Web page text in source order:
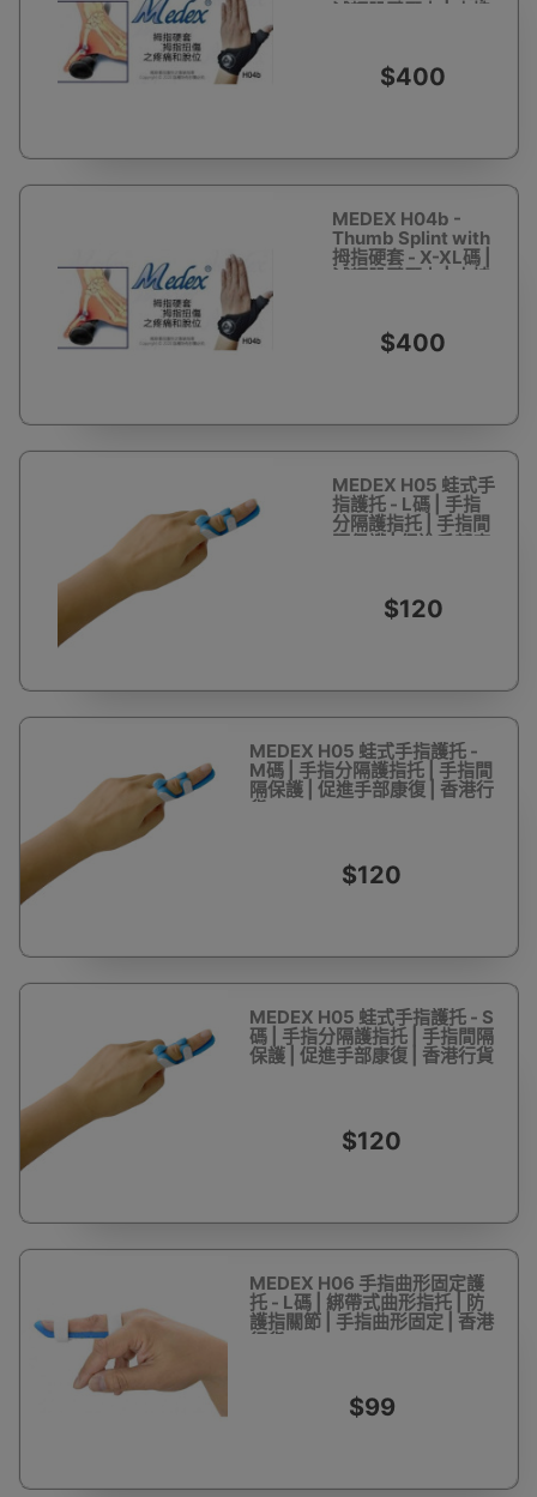
減輕肌腱壓力 | 支持
$400
MEDEX H04b -
Thumb Splint with
拇指硬套 - X-XL碼 |
減輕肌腱壓力 | 支持
$400
MEDEX H05 蛙式手
指護托 - L碼 | 手指
分隔護指托 | 手指間
隔保護 | 促進手部康
$120
MEDEX H05 蛙式手指護托 -
M碼 | 手指分隔護指托 | 手指間
隔保護 | 促進手部康復 | 香港行
貨
$120
MEDEX H05 蛙式手指護托 - S
碼 | 手指分隔護指托 | 手指間隔
保護 | 促進手部康復 | 香港行貨
$120
MEDEX H06 手指曲形固定護
托 - L碼 | 綁帶式曲形指托 | 防
護指關節 | 手指曲形固定 | 香港
行貨
$99